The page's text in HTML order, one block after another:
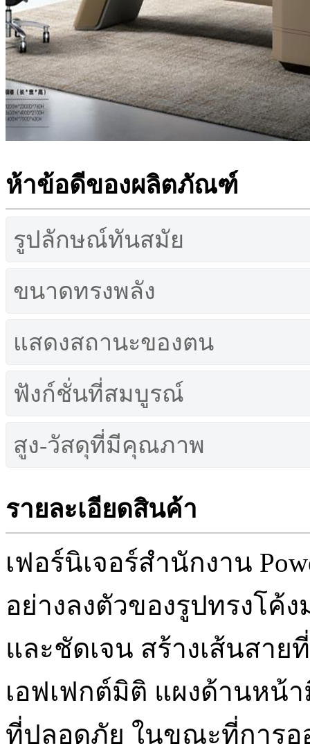
ห้าข้อดีของผลิตภัณฑ์
รูปลักษณ์ทันสมัย
ขนาดทรงพลัง
แสดงสถานะของตน
ฟังก์ชั่นที่สมบูรณ์
สูง-วัสดุที่มีคุณภาพ
รายละเอียดสินค้า
เฟอร์นิเจอร์สำนักงาน
อย่างลงตัวของรูปทรงโค้
และชัดเจน สร้างเส้นสาย
เอฟเฟกต์มิติ แผงด้านหน้
ที่ปลอดภัย ในขณะที่การอ